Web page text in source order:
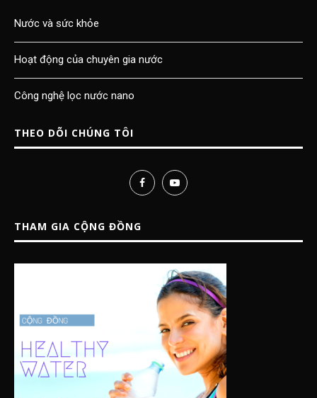
Nước và sức khỏe
Hoạt động của chuyên gia nước
Công nghệ lọc nước nano
THEO DÕI CHÚNG TÔI
THAM GIA CỘNG ĐỒNG